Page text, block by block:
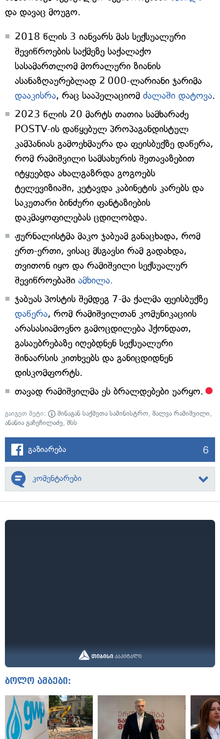
და დავაც მოუგო.
2018 წლის 3 იანვარს მას სექსუალური
შევიწროების საქმეზე საქალაქო
სასამართლომ მორალური ზიანის
ასანაზღაურებლად 2 000-ლარიანი ჯარიმა
დააკისრა, რაც სააპელაციომ ძალაში დატოვა.
2023 წლის 20 მარტს თათია სამხარაძე
POSTV-ის დაწყებულ პროპაგანდისტულ
კამპანიას გამოეხმაურა და ფეისბუქზე დაწერა,
რომ რამიშვილი სამსახურის შეთავაზებით
იტყუებდა ახალგაზრდა გოგოებს
ტელევიზიაში, კეტავდა კაბინეტის კარებს და
საკუთარი ბინძური ფანტაზიების
დაკმაყოფილებას ცდილობდა.
ჟურნალისტმა მაკო ჯაბუამ განაცხადა, რომ
ერთ-ერთი, ვისაც მსგავსი რამ გადახდა,
თვითონ იყო და რამიშვილი სექსუალურ
შევიწროებაში ამხილა.
ჯაბუას პოსტის შემდეგ 7-მა ქალმა ფეისბუქზე
დაწერა, რომ რამიშვილთან კომუნიკაციის
არასასიამოვნო გამოცდილება ჰქონდათ,
გასაუბრებაზე იღებდნენ სექსუალური
შინაარსის კითხვებს და განიცდიდნენ
დისკომფორტს.
თავად რამიშვილმა ეს ბრალდებები უარყო.
გაიგეთ მეტი: შინაგან საქმეთა სამინისტრო, შალვა რამიშვილი,
ანანია გაჩეჩილაძე, შსს
გაზიარება 6
კომენტარები
ბოლო ამბები: